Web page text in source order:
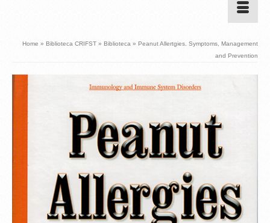
Home » Biblioteca CRIFST » Biblioteca » Peanut Allertgies. Symptoms, Management
and Prevention